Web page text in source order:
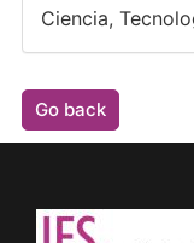
Ciencia,
Go back